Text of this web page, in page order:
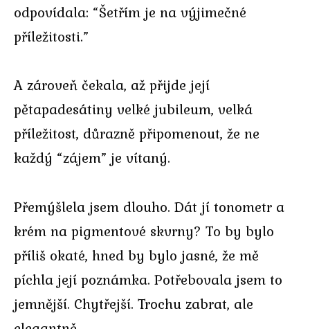
odpovídala: “Šetřím je na výjimečné
příležitosti.”
A zároveň čekala, až přijde její
pětapadesátiny velké jubileum, velká
příležitost, důrazně připomenout, že ne
každý “zájem” je vítaný.
Přemýšlela jsem dlouho. Dát jí tonometr a
krém na pigmentové skvrny? To by bylo
příliš okaté, hned by bylo jasné, že mě
píchla její poznámka. Potřebovala jsem to
jemnější. Chytřejší. Trochu zabrat, ale